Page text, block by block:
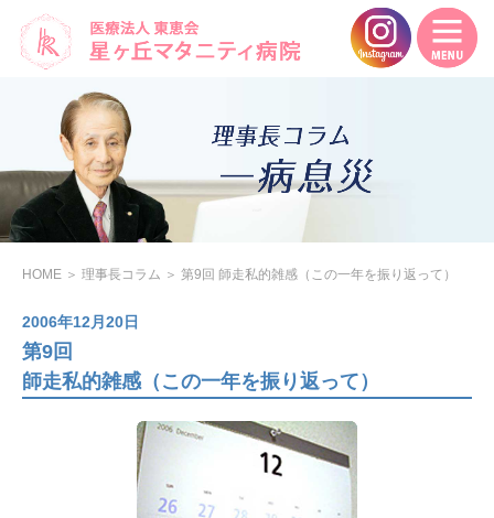
HOME ＞ 理事長コラム ＞ 第9回 師走私的雑感（この一年を振り返って）
2006年12月20日
第9回
師走私的雑感（この一年を振り返って）